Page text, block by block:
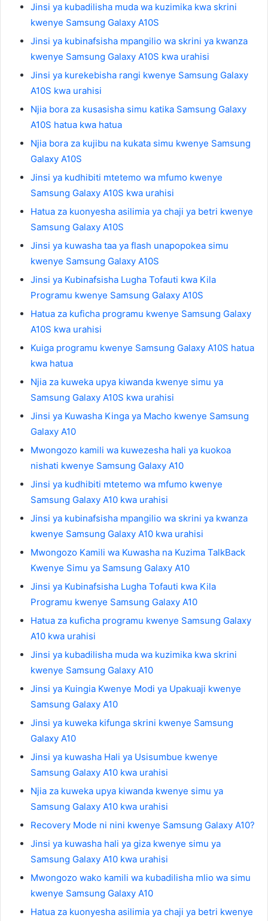
Jinsi ya kubadilisha muda wa kuzimika kwa skrini
kwenye Samsung Galaxy A10S
Jinsi ya kubinafsisha mpangilio wa skrini ya kwanza
kwenye Samsung Galaxy A10S kwa urahisi
Jinsi ya kurekebisha rangi kwenye Samsung Galaxy
A10S kwa urahisi
Njia bora za kusasisha simu katika Samsung Galaxy
A10S hatua kwa hatua
Njia bora za kujibu na kukata simu kwenye Samsung
Galaxy A10S
Jinsi ya kudhibiti mtetemo wa mfumo kwenye
Samsung Galaxy A10S kwa urahisi
Hatua za kuonyesha asilimia ya chaji ya betri kwenye
Samsung Galaxy A10S
Jinsi ya kuwasha taa ya flash unapopokea simu
kwenye Samsung Galaxy A10S
Jinsi ya Kubinafsisha Lugha Tofauti kwa Kila
Programu kwenye Samsung Galaxy A10S
Hatua za kuficha programu kwenye Samsung Galaxy
A10S kwa urahisi
Kuiga programu kwenye Samsung Galaxy A10S hatua
kwa hatua
Njia za kuweka upya kiwanda kwenye simu ya
Samsung Galaxy A10S kwa urahisi
Jinsi ya Kuwasha Kinga ya Macho kwenye Samsung
Galaxy A10
Mwongozo kamili wa kuwezesha hali ya kuokoa
nishati kwenye Samsung Galaxy A10
Jinsi ya kudhibiti mtetemo wa mfumo kwenye
Samsung Galaxy A10 kwa urahisi
Jinsi ya kubinafsisha mpangilio wa skrini ya kwanza
kwenye Samsung Galaxy A10 kwa urahisi
Mwongozo Kamili wa Kuwasha na Kuzima TalkBack
Kwenye Simu ya Samsung Galaxy A10
Jinsi ya Kubinafsisha Lugha Tofauti kwa Kila
Programu kwenye Samsung Galaxy A10
Hatua za kuficha programu kwenye Samsung Galaxy
A10 kwa urahisi
Jinsi ya kubadilisha muda wa kuzimika kwa skrini
kwenye Samsung Galaxy A10
Jinsi ya Kuingia Kwenye Modi ya Upakuaji kwenye
Samsung Galaxy A10
Jinsi ya kuweka kifunga skrini kwenye Samsung
Galaxy A10
Jinsi ya kuwasha Hali ya Usisumbue kwenye
Samsung Galaxy A10 kwa urahisi
Njia za kuweka upya kiwanda kwenye simu ya
Samsung Galaxy A10 kwa urahisi
Recovery Mode ni nini kwenye Samsung Galaxy A10?
Jinsi ya kuwasha hali ya giza kwenye simu ya
Samsung Galaxy A10 kwa urahisi
Mwongozo wako kamili wa kubadilisha mlio wa simu
kwenye Samsung Galaxy A10
Hatua za kuonyesha asilimia ya chaji ya betri kwenye